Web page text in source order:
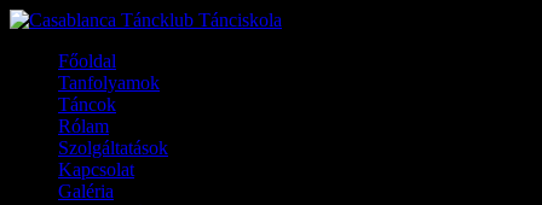
Főoldal
Tanfolyamok
Táncok
Rólam
Szolgáltatások
Kapcsolat
Galéria